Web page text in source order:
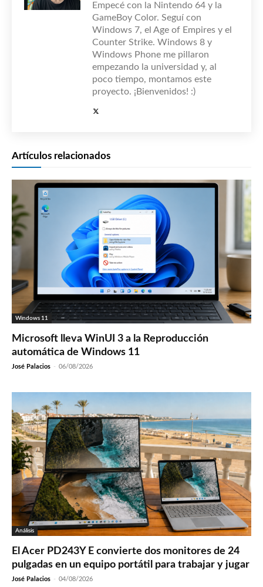
Empecé con la Nintendo 64 y la
GameBoy Color. Seguí con
Windows 7, el Age of Empires y el
Counter Strike. Windows 8 y
Windows Phone me pillaron
empezando la universidad y, al
poco tiempo, montamos este
proyecto. ¡Bienvenidos! :)
Artículos relacionados
Windows 11
Microsoft lleva WinUI 3 a la Reproducción
automática de Windows 11
José Palacios - 06/08/2026
Análisis
El Acer PD243Y E convierte dos monitores de 24
pulgadas en un equipo portátil para trabajar y jugar
José Palacios - 04/08/2026